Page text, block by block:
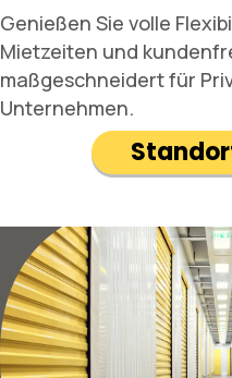
Genießen Sie volle
Mietzeiten und
maßgeschneidert für
Unternehmen.